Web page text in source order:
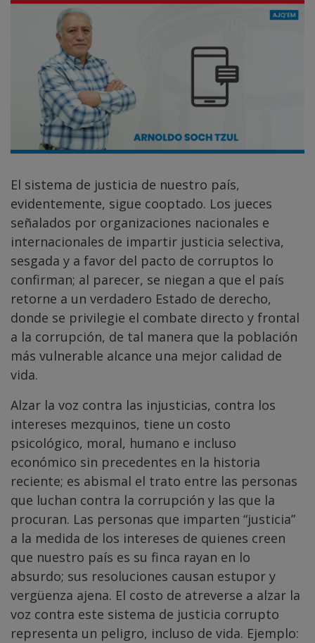
El sistema de justicia de nuestro país,
evidentemente, sigue cooptado. Los jueces
señalados por organizaciones nacionales e
internacionales de impartir justicia selectiva,
sesgada y a favor del pacto de corruptos lo
confirman; al parecer, se niegan a que el país
retorne a un verdadero Estado de derecho,
donde se privilegie el combate directo y frontal
a la corrupción, de tal manera que la población
más vulnerable alcance una mejor calidad de
vida.
Alzar la voz contra las injusticias, contra los
intereses mezquinos, tiene un costo
psicológico, moral, humano e incluso
económico sin precedentes en la historia
reciente; es abismal el trato entre las personas
que luchan contra la corrupción y las que la
procuran. Las personas que imparten “justicia”
a la medida de los intereses de quienes creen
que nuestro país es su finca rayan en lo
absurdo; sus resoluciones causan estupor y
vergüenza ajena. El costo de atreverse a alzar la
voz contra este sistema de justicia corrupto
representa un peligro, incluso de vida. Ejemplo: